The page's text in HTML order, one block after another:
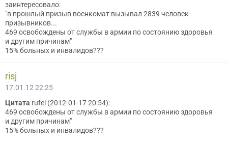
заинтересовало:
"в прошлый призыв военкомат вызывал 2839 человек-
призывников...
469 освобождены от службы в армии по состоянию здоровья
и другим причинам"
15% больных и инвалидов???
risj
17.01.12 22:25
Цитата rufei (2012-01-17 20:54):
469 освобождены от службы в армии по состоянию здоровья
и другим причинам"
15% больных и инвалидов???